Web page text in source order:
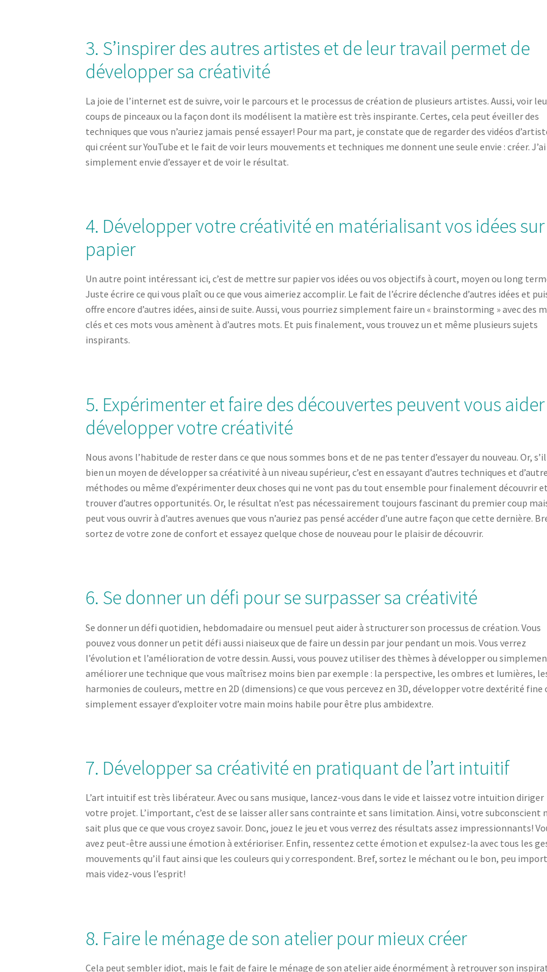
3. S’inspirer des autres artistes et de leur travail permet de
développer sa créativité
La joie de l’internet est de suivre, voir le parcours et le processus de création de plusieurs artistes. Aussi, voir
coups de pinceaux ou la façon dont ils modélisent la matière est très inspirante. Certes, cela peut éveiller des
techniques que vous n’auriez jamais pensé essayer! Pour ma part, je constate que de regarder des vidéos
qui créent sur YouTube et le fait de voir leurs mouvements et techniques me donnent une seule envie : créer. J’ai
simplement envie d’essayer et de voir le résultat.
4. Développer votre créativité en matérialisant vos idées sur
papier
Un autre point intéressant ici, c’est de mettre sur papier vos idées ou vos objectifs à court, moyen ou long
Juste écrire ce qui vous plaît ou ce que vous aimeriez accomplir. Le fait de l’écrire déclenche d’autres idées et
offre encore d’autres idées, ainsi de suite. Aussi, vous pourriez simplement faire un « brainstorming » avec des
clés et ces mots vous amènent à d’autres mots. Et puis finalement, vous trouvez un et même plusieurs sujets
inspirants.
5. Expérimenter et faire des découvertes peuvent vous
développer votre créativité
Nous avons l’habitude de rester dans ce que nous sommes bons et de ne pas tenter d’essayer du nouveau. Or, s’il
bien un moyen de développer sa créativité à un niveau supérieur, c’est en essayant d’autres techniques et
méthodes ou même d’expérimenter deux choses qui ne vont pas du tout ensemble pour finalement découvrir et
trouver d’autres opportunités. Or, le résultat n’est pas nécessairement toujours fascinant du premier coup
peut vous ouvrir à d’autres avenues que vous n’auriez pas pensé accéder d’une autre façon que cette dernière.
sortez de votre zone de confort et essayez quelque chose de nouveau pour le plaisir de découvrir.
6. Se donner un défi pour se surpasser sa créativité
Se donner un défi quotidien, hebdomadaire ou mensuel peut aider à structurer son processus de création. Vous
pouvez vous donner un petit défi aussi niaiseux que de faire un dessin par jour pendant un mois. Vous verrez
l’évolution et l’amélioration de votre dessin. Aussi, vous pouvez utiliser des thèmes à développer ou
améliorer une technique que vous maîtrisez moins bien par exemple : la perspective, les ombres et lumières,
harmonies de couleurs, mettre en 2D (dimensions) ce que vous percevez en 3D, développer votre dextérité fine
simplement essayer d’exploiter votre main moins habile pour être plus ambidextre.
7. Développer sa créativité en pratiquant de l’art intuitif
L’art intuitif est très libérateur. Avec ou sans musique, lancez-vous dans le vide et laissez votre intuition diriger
votre projet. L’important, c’est de se laisser aller sans contrainte et sans limitation. Ainsi, votre subconscient
sait plus que ce que vous croyez savoir. Donc, jouez le jeu et vous verrez des résultats assez impressionnants!
avez peut-être aussi une émotion à extérioriser. Enfin, ressentez cette émotion et expulsez-la avec tous les
mouvements qu’il faut ainsi que les couleurs qui y correspondent. Bref, sortez le méchant ou le bon, peu
mais videz-vous l’esprit!
8. Faire le ménage de son atelier pour mieux créer
Cela peut sembler idiot, mais le fait de faire le ménage de son atelier aide énormément à retrouver son